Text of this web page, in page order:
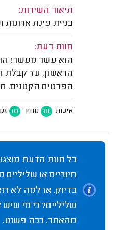
תיאור השירות:
בניית פינת
חוות דעת:
הוא עשר מעשר!
הראשון, עד קבלת
הפרטים הקטנים.
איכות 10 מחיר 10
כל חוות הדעת
חיוביים או שליליים
בדיוק. אז למה לא
שליליים? כי מי
מהאתר. ככה פשוט.